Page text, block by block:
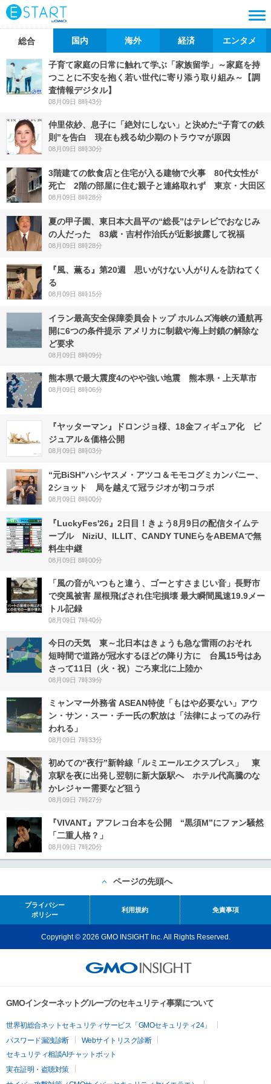
総合 国内 海外 経済 エンタメ
子育て家庭の日常に触れて学ぶ「家族留学」～家庭を持
つことに不安を抱く若い世代に寄り添う取り組み～【調
査情報デジタル】
08月09日 8時43分
仲里依紗、息子に「絶対にしない」と決めた“子育ての鉄
則”を告白 現在も残る幼少期のトラウマが原因
08月09日 8時30分
3階建ての飲食店と住宅が入る建物で火事 80代女性が
死亡 2階の部屋に住む親子と連絡取れず 東京・大田区
08月09日 8時28分
夏の甲子園、東日本大昌平の“総長”はテレビでおなじみ
の人だった 83歳・吉村作治氏が近影披露して祝福
08月09日 8時28分
『風、薫る』第20週 思いがけない人がりんを訪ねてく
る
08月09日 8時15分
イラン最高安全保障委員会トップ ホルムズ海峡の通航再
開に6つの条件提示 アメリカに制裁や海上封鎖の解除な
ど要求
08月09日 8時09分
熊本県で最大震度4のやや強い地震 熊本県・上天草市
08月09日 8時06分
『ヤッターマン』ドロンジョ様、18金フィギュア化 ビ
ジュアル＆価格公開
08月09日 8時03分
“元BiSH”ハシヤスメ・アツコ＆モモコグミカンパニー、
2ショット 局を越えて冠ラジオが初コラボ
08月09日 8時00分
『LuckyFes'26』2日目！きょう8月9日の配信タイムテ
ーブル NiziU、ILLIT、CANDY TUNEらをABEMAで無
料生中継
08月09日 8時00分
「風の音がいつもと違う、ゴーとすさまじい音」長野市
で突風被害 屋根飛ばされ住宅損壊 最大瞬間風速19.9メー
トル記録
08月09日 7時40分
今日の天気 東～北日本はきょうも急な雷雨のおそれ
短時間で道路が冠水するほどの降り方に 台風15号はあ
さって11日（火・祝）ごろ東北に上陸か
08月09日 7時39分
ミャンマー外務省 ASEAN特使「もはや必要ない」アウ
ン・サン・スー・チー氏の釈放は「法律によってのみ行
われる」
08月09日 7時33分
初めての“夜行”新幹線「ルミエールエクスプレス」 東
京駅を夜に出発し翌朝に新大阪駅へ ホテル代高騰のな
かレジャー需要など狙う
08月09日 7時27分
『VIVANT』アフレコ台本を公開 “黒須M”にファン騒然
「二重人格？」
08月09日 7時20分
ページの先頭へ
プライバシー
ポリシー
利用規約 免責事項
Copyright © 2026 GMO INSIGHT Inc. All Rights Reserved.
GMOインターネットグループのセキュリティ事業について
世界初総合ネットセキュリティサービス「GMOセキュリティ24」
パスワード漏洩診断
Webサイトリスク診断
セキュリティ相談AIチャットボット
実在証明・盗聴対策